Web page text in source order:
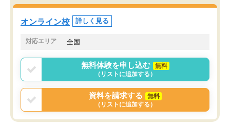
オンライン校 詳しく見る
対応エリア 全国
無料体験を申し込む
無料
（リストに追加する）
資料を請求する
無料
（リストに追加する）